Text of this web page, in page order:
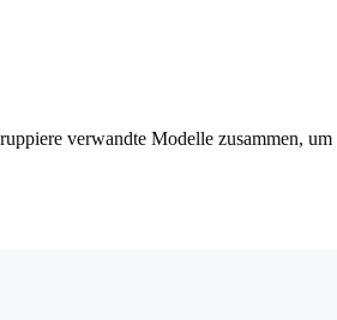
verwandte Modelle zusammen,